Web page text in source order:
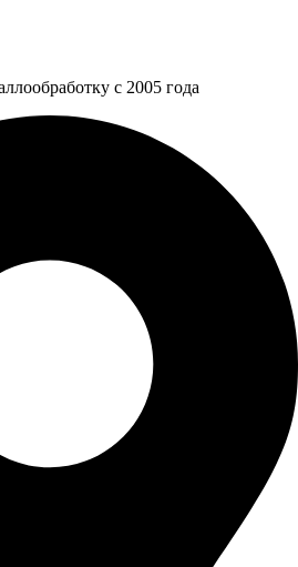
с 2005 года